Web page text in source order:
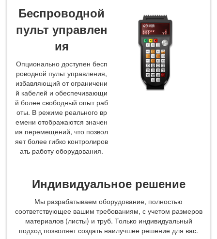
Беспроводной
пульт управлен
ия
Опционально доступен бесп
роводной пульт управления,
избавляющий от ограничени
й кабелей и обеспечивающи
й более свободный опыт раб
оты. В режиме реального вр
емени отображаются значен
ия перемещений, что позвол
яет более гибко контролиров
ать работу оборудования.
Индивидуальное решение
Мы разрабатываем оборудование, полностью
соответствующее вашим требованиям, с учетом размеров
материалов (листы) и труб. Только индивидуальный
подход позволяет создать наилучшее решение для вас.